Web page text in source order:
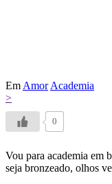
Em Amor Academia
>
0
Vou para academia em
seja bronzeado, olhos